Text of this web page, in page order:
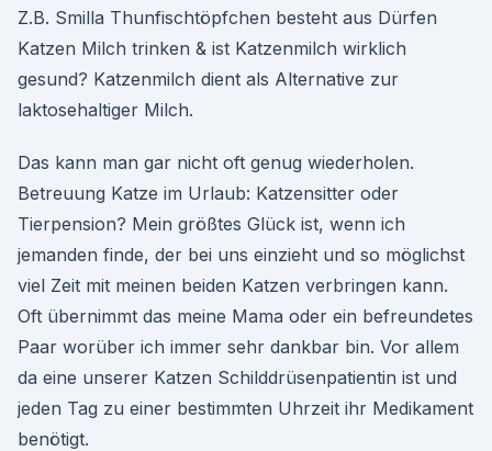
Z.B. Smilla Thunfischtöpfchen besteht aus Dürfen
Katzen Milch trinken & ist Katzenmilch wirklich
gesund? Katzenmilch dient als Alternative zur
laktosehaltiger Milch.
Das kann man gar nicht oft genug wiederholen.
Betreuung Katze im Urlaub: Katzensitter oder
Tierpension? Mein größtes Glück ist, wenn ich
jemanden finde, der bei uns einzieht und so möglichst
viel Zeit mit meinen beiden Katzen verbringen kann.
Oft übernimmt das meine Mama oder ein befreundetes
Paar worüber ich immer sehr dankbar bin. Vor allem
da eine unserer Katzen Schilddrüsenpatientin ist und
jeden Tag zu einer bestimmten Uhrzeit ihr Medikament
benötigt.